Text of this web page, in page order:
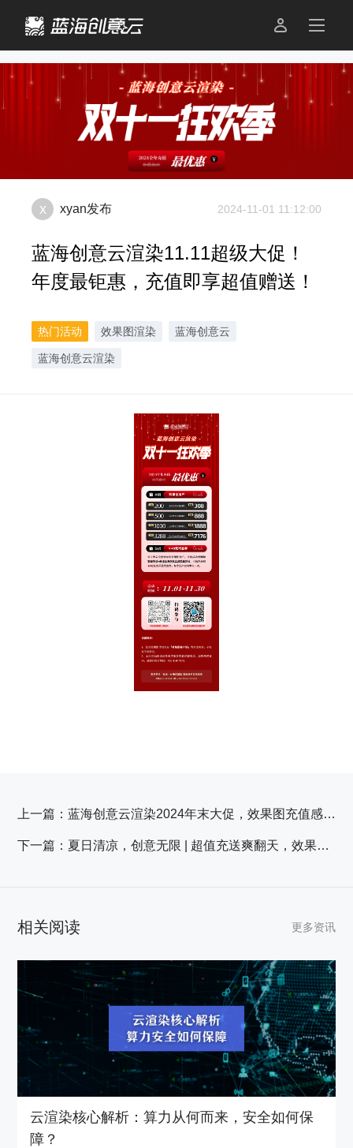

x xyan发布 2024-11-01 11:12:00
蓝海创意云渲染11.11超级大促！
年度最钜惠，充值即享超值赠送！
热门活动 效果图渲染 蓝海创意云
蓝海创意云渲染
上一篇： 蓝海创意云渲染2024年末大促，效果图充值感恩回馈！
下一篇： 夏日清凉，创意无限 | 超值充送爽翻天，效果图渲染更省心！
相关阅读 更多资讯
云渲染核心解析：算力从何而来，安全如何保
障？